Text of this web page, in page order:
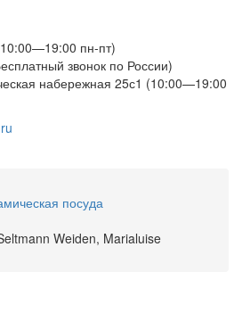
пн-пт)
звонок по России)
набережная 25с1 (10:00—19:00
посуда
Weiden, Marialuise